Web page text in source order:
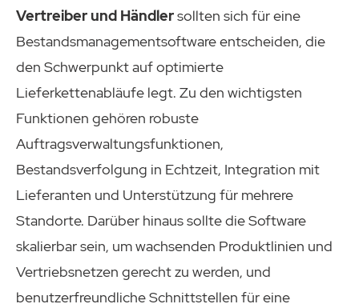
Vertreiber und Händlersollten sich für eine
Bestandsmanagementsoftware entscheiden, die
den Schwerpunkt auf optimierte
Lieferkettenabläufe legt. Zu den wichtigsten
Funktionen gehören robuste
Auftragsverwaltungsfunktionen,
Bestandsverfolgung in Echtzeit, Integration mit
Lieferanten und Unterstützung für mehrere
Standorte. Darüber hinaus sollte die Software
skalierbar sein, um wachsenden Produktlinien und
Vertriebsnetzen gerecht zu werden, und
benutzerfreundliche Schnittstellen für eine